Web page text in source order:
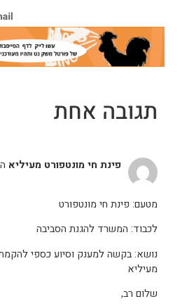
תגובה אחת
פינת חי מונטפורט מעיליא
מטעם: פינת חי מונטפורט
לכבוד: המשרד להגנת הסביבה
נושא: בקשה למענק וסיוע כספי להקמת
מעיליא
שלום רב,